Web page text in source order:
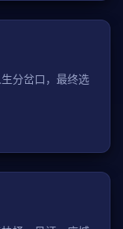
分岔口，最终选